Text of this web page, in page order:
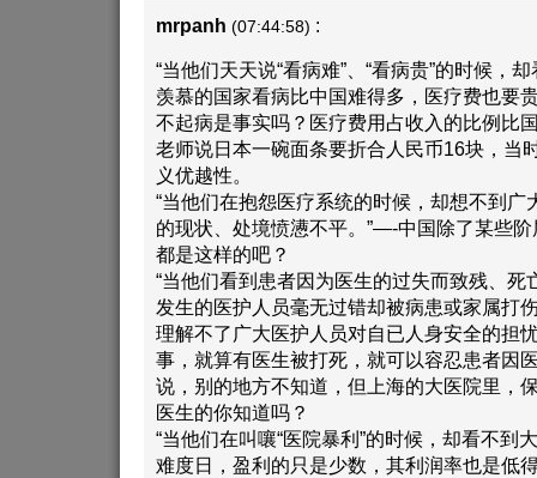
mrpanh (07:44:58) :
“当他们天天说“看病难”、“看病贵”的时候，
羡慕的国家看病比中国难得多，医疗费也要
不起病是事实吗？医疗费用占收入的比例比
老师说日本一碗面条要折合人民币16块，当
义优越性。
“当他们在抱怨医疗系统的时候，却想不到广
的现状、处境愤懑不平。”—-中国除了某些
都是这样的吧？
“当他们看到患者因为医生的过失而致残、死
发生的医护人员毫无过错却被病患或家属打
理解不了广大医护人员对自已人身安全的担
事，就算有医生被打死，就可以容忍患者因
说，别的地方不知道，但上海的大医院里，
医生的你知道吗？
“当他们在叫嚷“医院暴利”的时候，却看不到
难度日，盈利的只是少数，其利润率也是低